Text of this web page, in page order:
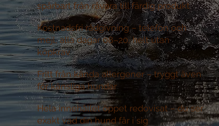
spårbart från råvara till färdig produkt
Kostnadsfri rådgivning –telefon och
mejl, alla dagar 08–20, helt utan
köpkrav
Fritt från kända allergener –tryggt även
för känsliga hundar
Hela innehållet öppet redovisat –du ser
exakt vad din hund får i sig